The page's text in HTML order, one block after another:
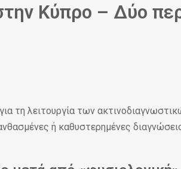
Κύπρο – Δύο
λειτουργία των
ή καθυστερημένες